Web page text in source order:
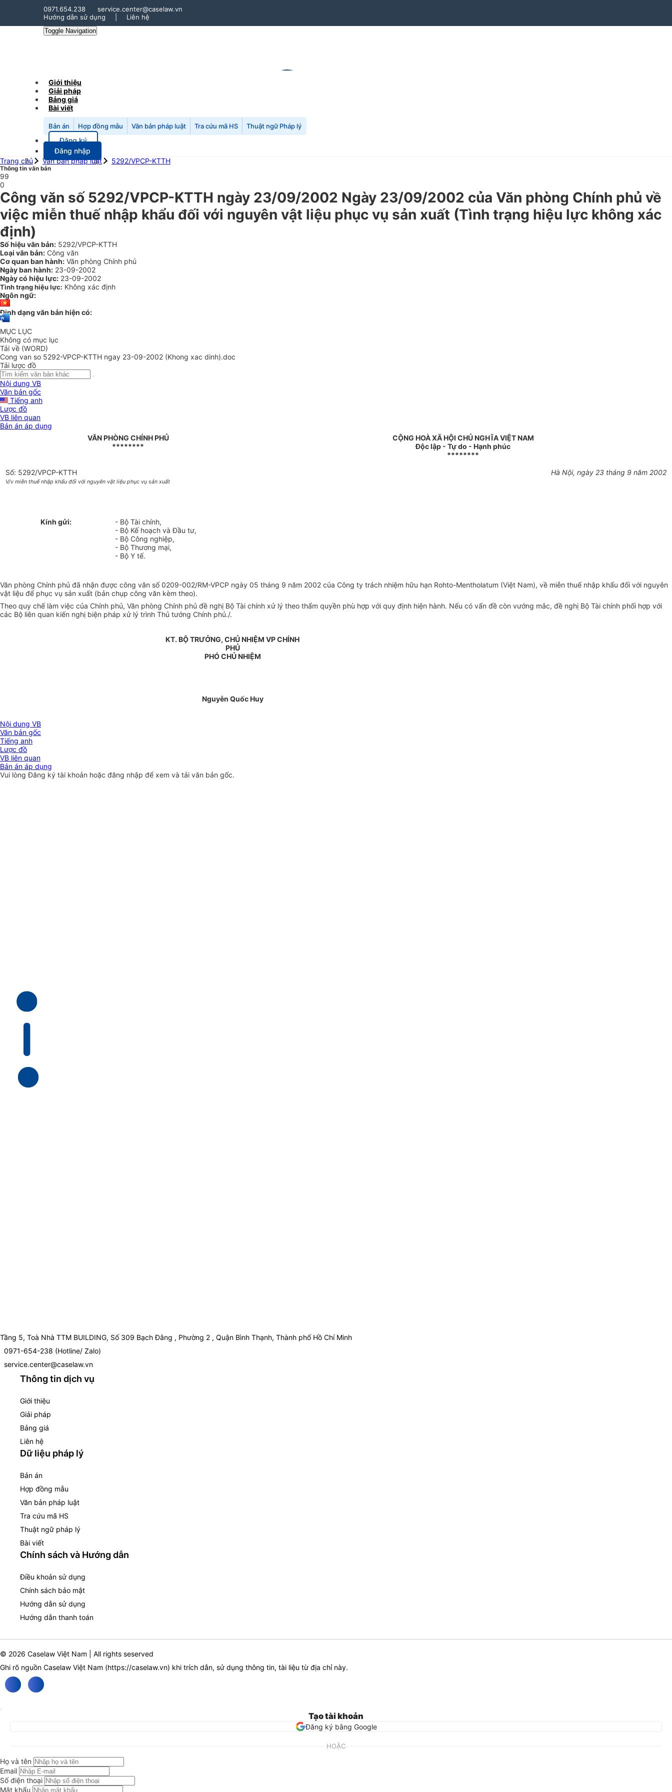
0971.654.238
service.center@caselaw.vn
Hướng dẫn sử dụng
Liên hệ
Toggle Navigation
Giới thiệu
Giải pháp
Bảng giá
Bài viết
Bản án Hợp đồng mẫu Văn bản pháp luật Tra cứu mã HS Thuật ngữ Pháp lý
Đăng ký
Đăng nhập
Trang chủ
Văn bản pháp luật 5292/VPCP-KTTH
Thông tin văn bản
99
0
Công văn số 5292/VPCP-KTTH ngày 23/09/2002 Ngày 23/09/2002 của Văn phòng Chính phủ về
việc miễn thuế nhập khẩu đối với nguyên vật liệu phục vụ sản xuất (Tình trạng hiệu lực không xác
định)
Số hiệu văn bản: 5292/VPCP-KTTH
Loại văn bản: Công văn
Cơ quan ban hành: Văn phòng Chính phủ
Ngày ban hành: 23-09-2002
Ngày có hiệu lực: 23-09-2002
Tình trạng hiệu lực: Không xác định
Ngôn ngữ:
Định dạng văn bản hiện có:
MỤC LỤC
Không có mục lục
Tải về (WORD)
Cong van so 5292-VPCP-KTTH ngay 23-09-2002 (Khong xac dinh).doc
Tải lược đồ
Nội dung VB
Văn bản gốc
Tiếng anh
Lược đồ
VB liên quan
Bản án áp dụng
VĂN PHÒNG CHÍNH PHỦ
********
CỘNG HOÀ XÃ HỘI CHỦ NGHĨA VIỆT NAM
Độc lập - Tự do - Hạnh phúc
********
Số: 5292/VPCP-KTTH
V/v miễn thuế nhập khẩu đối với nguyên vật liệu phục vụ sản xuất
Hà Nội, ngày 23 tháng 9 năm 2002
Kính gửi:
- Bộ Tài chính,
- Bộ Kế hoạch và Đầu tư,
- Bộ Công nghiệp,
- Bộ Thương mại,
- Bộ Y tế.
Văn phòng Chính phủ đã nhận được công văn số 0209-002/RM-VPCP ngày 05 tháng 9 năm 2002 của Công ty trách nhiệm hữu hạn Rohto-Mentholatum (Việt Nam), về miễn thuế nhập khẩu đối với nguyên
vật liệu để phục vụ sản xuất (bản chụp công văn kèm theo).
Theo quy chế làm việc của Chính phủ, Văn phòng Chính phủ đề nghị Bộ Tài chính xử lý theo thẩm quyền phù hợp với quy định hiện hành. Nếu có vấn đề còn vướng mắc, đề nghị Bộ Tài chính phối hợp với
các Bộ liên quan kiến nghị biện pháp xử lý trình Thủ tướng Chính phủ./.
KT. BỘ TRƯỞNG, CHỦ NHIỆM VP CHÍNH
PHỦ
PHÓ CHỦ NHIỆM
Nguyễn Quốc Huy
Nội dung VB
Văn bản gốc
Tiếng anh
Lược đồ
VB liên quan
Bản án áp dụng
Vui lòngĐăng ký tài khoản hoặc đăng nhập để xem và tải văn bản gốc.
Tầng 5, Toà Nhà TTM BUILDING, Số 309 Bạch Đằng , Phường 2 , Quận Bình Thạnh, Thành phố Hồ Chí Minh
0971-654-238 (Hotline/ Zalo)
service.center@caselaw.vn
Thông tin dịch vụ
Giới thiệu
Giải pháp
Bảng giá
Liên hệ
Dữ liệu pháp lý
Bản án
Hợp đồng mẫu
Văn bản pháp luật
Tra cứu mã HS
Thuật ngữ pháp lý
Bài viết
Chính sách và Hướng dẫn
Điều khoản sử dụng
Chính sách bảo mật
Hướng dẫn sử dụng
Hướng dẫn thanh toán
© 2026 Caselaw Việt Nam | All rights seserved
Ghi rõ nguồn Caselaw Việt Nam (https://caselaw.vn) khi trích dẫn, sử dụng thông tin, tài liệu từ địa chỉ này.
Tạo tài khoản
Đăng ký bằng Google
HOẶC
Họ và tên
Email
Số điện thoại
Mật khẩu